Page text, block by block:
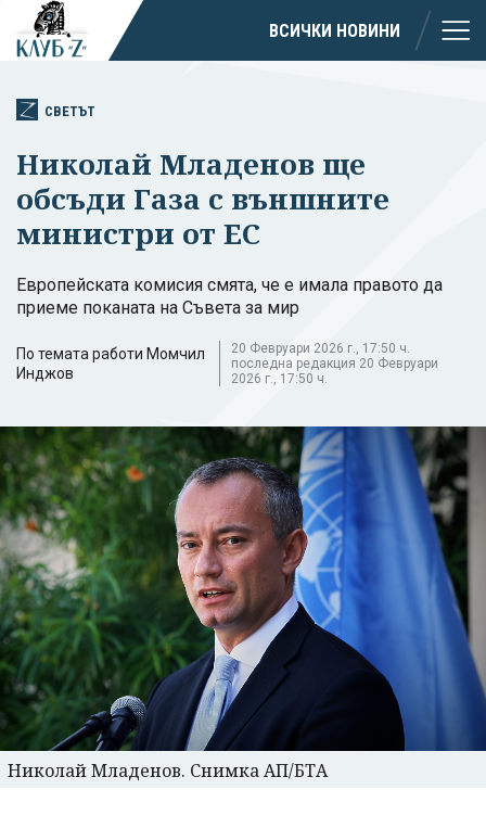
ВСИЧКИ НОВИНИ
СВЕТЪТ
Николай Младенов ще
обсъди Газа с външните
министри от ЕС
Европейската комисия смята, че е имала правото да
приеме поканата на Съвета за мир
По темата работи Момчил
Инджов
20 Февруари 2026 г., 17:50 ч.
последна редакция 20 Февруари
2026 г., 17:50 ч.
Николай Младенов. Снимка АП/БТА